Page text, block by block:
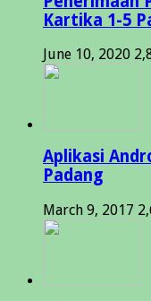
Kartika 1-5
June 10, 2020
Aplikasi
Padang
March 9, 2017